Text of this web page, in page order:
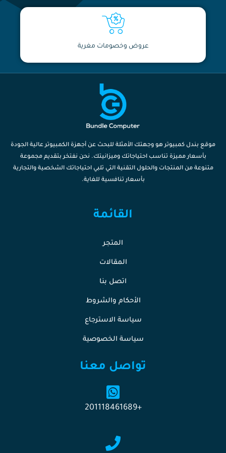
عروض وخصومات مغرية
موقع بندل كمبيوتر هو وجهتك الأمثلة للبحث عن أجهزة الكمبيوتر عالية الجودة
بأسعار مميزة تناسب احتياجاتك وميزانيتك. نحن نفتخر بتقديم مجموعة
متنوعة من المنتجات والحلول التقنية التي تلبي احتياجاتك الشخصية والتجارية
بأسعار تنافسية للغاية.
القائمة
المتجر
المقالات
اتصل بنا
الأحكام والشروط
سياسة الاسترجاع
سياسة الخصوصية
تواصل معنا
+201118461689